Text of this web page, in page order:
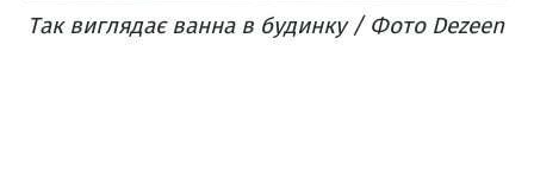
Так виглядає ванна в будинку / Фото Dezeen